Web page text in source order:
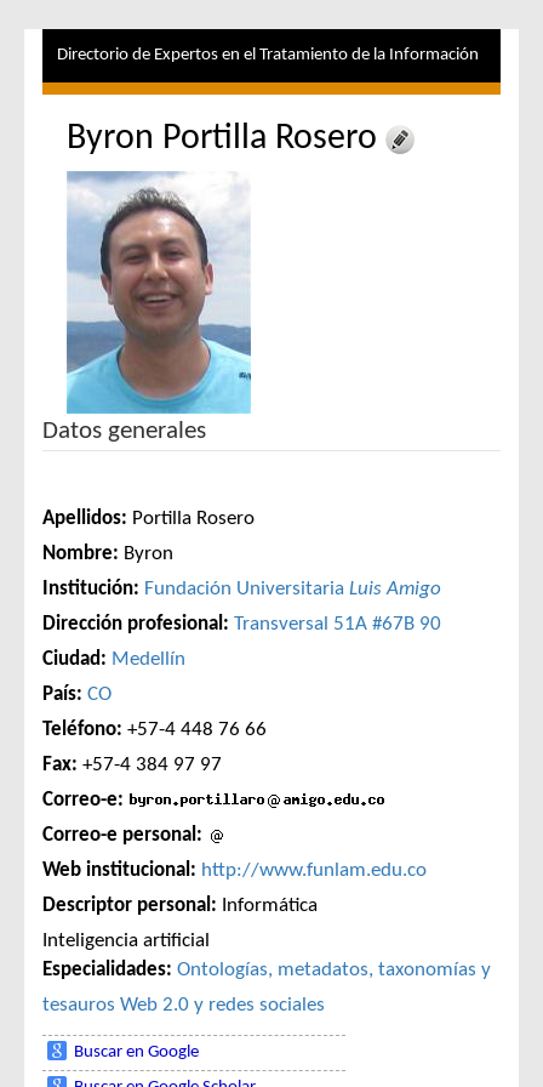
Directorio de Expertos en el Tratamiento de la Información
Byron Portilla Rosero
Datos generales
Apellidos: Portilla Rosero
Nombre: Byron
Institución: Fundación Universitaria Luis Amigo
Dirección profesional: Transversal 51A #67B 90
Ciudad: Medellín
País: CO
Teléfono: +57-4 448 76 66
Fax: +57-4 384 97 97
Correo-e:
Correo-e personal:
Web institucional: http://www.funlam.edu.co
Descriptor personal: Informática
Inteligencia artificial
Especialidades: Ontologías, metadatos, taxonomías y
tesauros Web 2.0 y redes sociales
Buscar en Google